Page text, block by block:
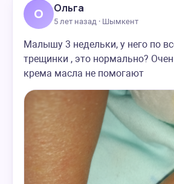
О Ольга
5 лет назад · Шымкент
Малышу 3 недельки, у него по
трещинки , это нормально?
крема масла не помогают